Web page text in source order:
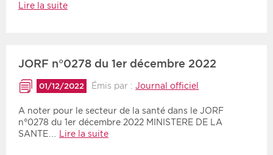
Lire la suite
JORF n°0278 du 1er décembre 2022
01/12/2022 Émis par :Journal officiel
A noter pour le secteur de la santé dans le JORF
n°0278 du 1er décembre 2022 MINISTERE DE LA
SANTE…
Lire la suite